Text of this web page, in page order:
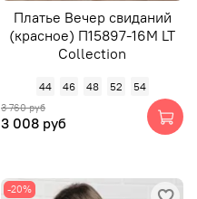
Платье Вечер свиданий
(красное) П15897-16М LT
Collection
44 46 48 52 54
3 760 руб
3 008 руб
-20%